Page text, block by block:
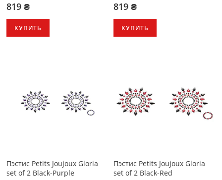
819 ₴
КУПИТЬ
819 ₴
КУПИТЬ
Пэстис Petits Joujoux Gloria
set of 2 Black-Purple
Пэстис Petits Joujoux Gloria
set of 2 Black-Red